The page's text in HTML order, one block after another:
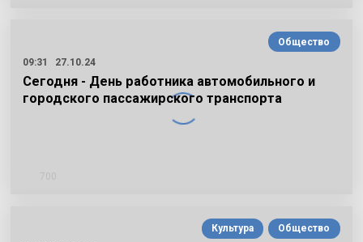
Общество
09:31
27.10.24
Сегодня - День работника автомобильного и
городского пассажирского транспорта
Культура
Общество